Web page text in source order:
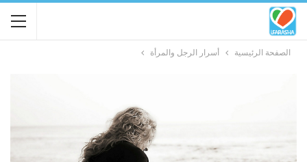
الصفحة الرئيسية أسرار الرجل والمرأة